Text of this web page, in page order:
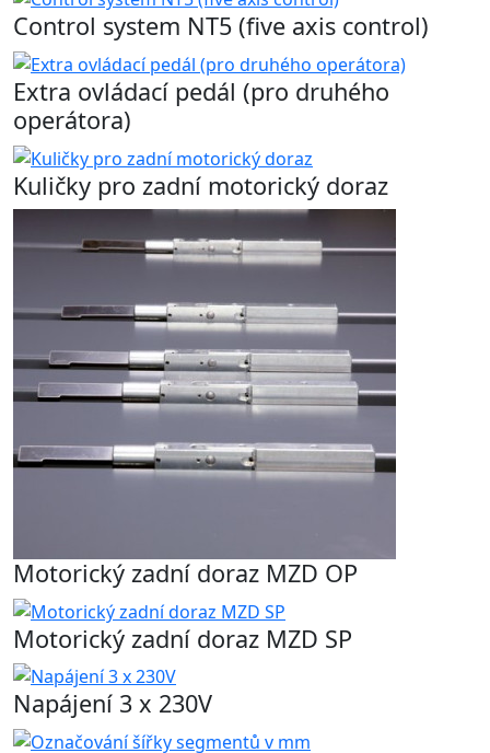
Control system NT5 (five axis control)
Extra ovládací pedál (pro druhého
operátora)
Kuličky pro zadní motorický doraz
Motorický zadní doraz MZD OP
Motorický zadní doraz MZD SP
Napájení 3 x 230V